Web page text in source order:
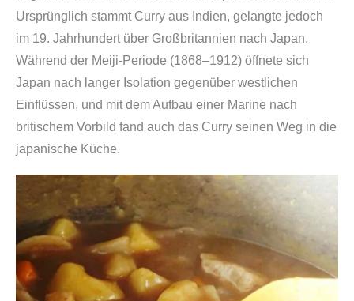
Ursprünglich stammt Curry aus Indien, gelangte jedoch
im 19. Jahrhundert über Großbritannien nach Japan.
Während der Meiji-Periode (1868–1912) öffnete sich
Japan nach langer Isolation gegenüber westlichen
Einflüssen, und mit dem Aufbau einer Marine nach
britischem Vorbild fand auch das Curry seinen Weg in die
japanische Küche.